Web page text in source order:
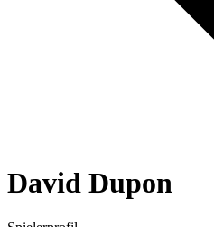
David Dupon